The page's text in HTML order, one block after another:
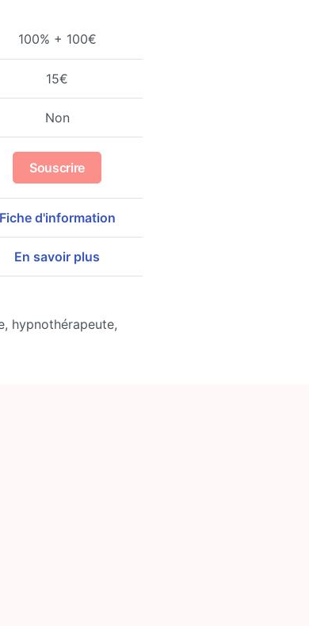
100% + 100€
15€
Non
Souscrire
Fiche d'information
En savoir plus
hypnothérapeute,